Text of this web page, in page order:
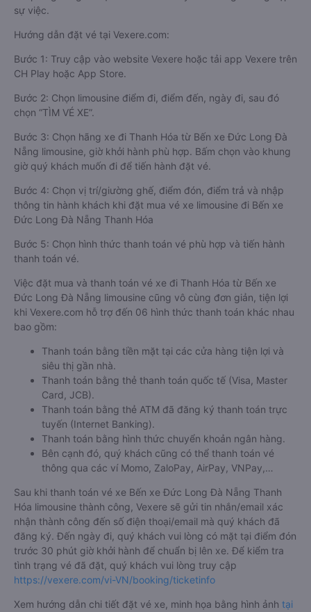
sự việc.
Hướng dẫn đặt vé tại Vexere.com:
Bước 1: Truy cập vào website Vexere hoặc tải app Vexere trên
CH Play hoặc App Store.
Bước 2: Chọn limousine điểm đi, điểm đến, ngày đi, sau đó
chọn “TÌM VÉ XE”.
Bước 3: Chọn hãng xe đi Thanh Hóa từ Bến xe Đức Long Đà
Nẵng limousine, giờ khởi hành phù hợp. Bấm chọn vào khung
giờ quý khách muốn đi để tiến hành đặt vé.
Bước 4: Chọn vị trí/giường ghế, điểm đón, điểm trả và nhập
thông tin hành khách khi đặt mua vé xe limousine đi Bến xe
Đức Long Đà Nẵng Thanh Hóa
Bước 5: Chọn hình thức thanh toán vé phù hợp và tiến hành
thanh toán vé.
Việc đặt mua và thanh toán vé xe đi Thanh Hóa từ Bến xe
Đức Long Đà Nẵng limousine cũng vô cùng đơn giản, tiện lợi
khi Vexere.com hỗ trợ đến 06 hình thức thanh toán khác nhau
bao gồm:
Thanh toán bằng tiền mặt tại các cửa hàng tiện lợi và
siêu thị gần nhà.
Thanh toán bằng thẻ thanh toán quốc tế (Visa, Master
Card, JCB).
Thanh toán bằng thẻ ATM đã đăng ký thanh toán trực
tuyến (Internet Banking).
Thanh toán bằng hình thức chuyển khoản ngân hàng.
Bên cạnh đó, quý khách cũng có thể thanh toán vé
thông qua các ví Momo, ZaloPay, AirPay, VNPay,…
Sau khi thanh toán vé xe Bến xe Đức Long Đà Nẵng Thanh
Hóa limousine thành công, Vexere sẽ gửi tin nhắn/email xác
nhận thành công đến số điện thoại/email mà quý khách đã
đăng ký. Đến ngày đi, quý khách vui lòng có mặt tại điểm đón
trước 30 phút giờ khởi hành để chuẩn bị lên xe. Để kiểm tra
tình trạng vé đã đặt, quý khách vui lòng truy cập
https://vexere.com/vi-VN/booking/ticketinfo
Xem hướng dẫn chi tiết đặt vé xe, minh họa bằng hình ảnh tại